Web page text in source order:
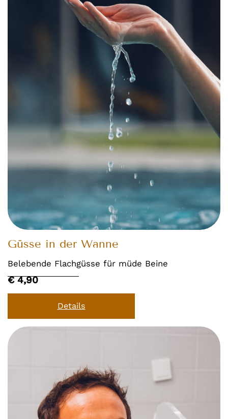
Güsse in der Wanne
Belebende Flachgüsse für müde Beine
€ 4,90
Details